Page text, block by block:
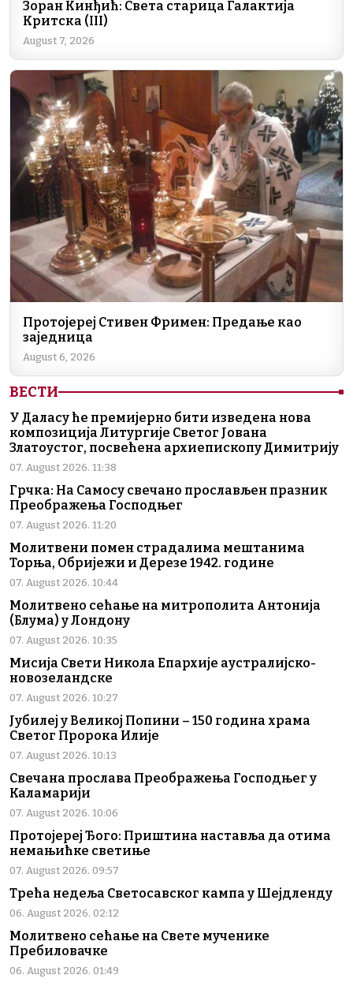
Зоран Кинђић: Света старица Галактија
Критска (III)
August 7, 2026
Протојереј Стивен Фримен: Предање као
заједница
August 6, 2026
ВЕСТИ
У Даласу ће премијерно бити изведена нова
композиција Литургије Светог Јована
Златоустог, посвећена архиепископу Димитрију
07. August 2026. 11:38
Грчка: На Самосу свечано прослављен празник
Преображења Господњег
07. August 2026. 11:20
Молитвени помен страдалима мештанима
Торња, Обријежи и Дерезе 1942. године
07. August 2026. 10:44
Молитвено сећање на митрополита Антонија
(Блума) у Лондону
07. August 2026. 10:35
Мисија Свети Никола Епархије аустралијско-
новозеландске
07. August 2026. 10:27
Јубилеј у Великој Попини – 150 година храма
Светог Пророка Илије
07. August 2026. 10:13
Свечана прослава Преображења Господњег у
Каламарији
07. August 2026. 10:06
Протојереј Ђого: Приштина наставља да отима
немањићке светиње
07. August 2026. 09:57
Трећа недеља Светосавског кампа у Шејдленду
06. August 2026. 02:12
Молитвено сећање на Свете мученике
Пребиловачке
06. August 2026. 01:49